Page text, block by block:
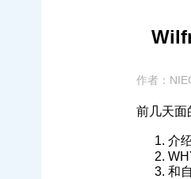
作者：
前几天面
介
和